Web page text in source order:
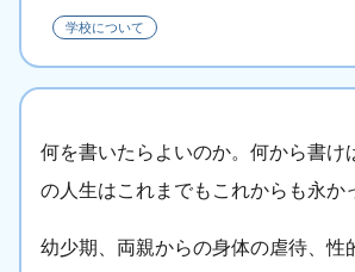
学校について
何を書いたらよいのか。何から書
の人生はこれまでもこれからも永か
幼少期、両親からの身体の虐待、性